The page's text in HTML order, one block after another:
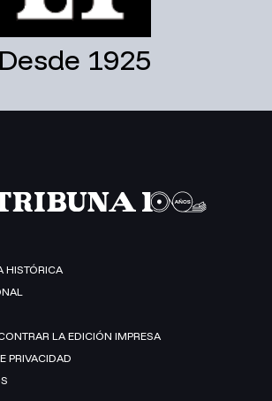
Desde 1925
HISTÓRICA
LA EDICIÓN IMPRESA
PRIVACIDAD